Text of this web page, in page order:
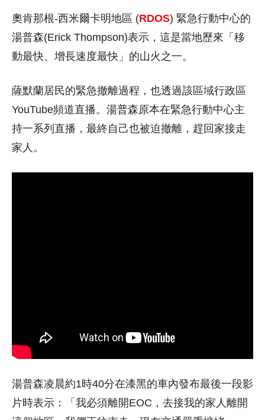
奧肯那根-西米爾卡明地區 (RDOS) 緊急行動中心的
湯普森(Erick Thompson)表示，這是當地歷來「移
動最快、增長速度最快」的山火之一。
薩默蘭居民的緊急撤離過程，也透過該區域行政區
YouTube頻道直播。湯普森原本在緊急行動中心主
持一系列直播，最終自己也被迫撤離，趕回家接走
家人。
湯普森凌晨約1時40分在漆黑的車內發布最後一段影
片時表示：「我必須離開EOC，去接我的家人離開